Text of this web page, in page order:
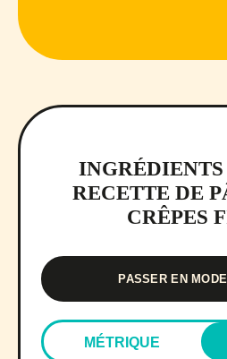
RECETTE DE
CRÊPES
PASSER EN
MÉTRIQUE